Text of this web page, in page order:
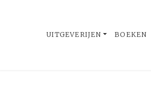
UITGEVERIJEN BOEKEN